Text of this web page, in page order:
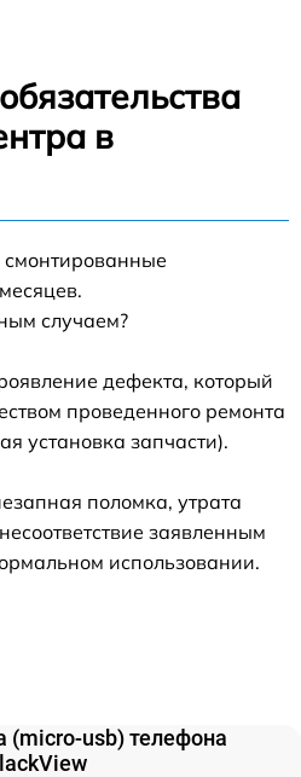
в
смонтированные
случаем?
дефекта, который
проведенного ремонта
установка запчасти).
поломка, утрата
заявленным
использовании.
(micro-usb) телефона